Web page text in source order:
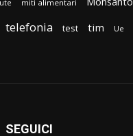
miti alimentari
telefonia test tim Ue
SEGUICI